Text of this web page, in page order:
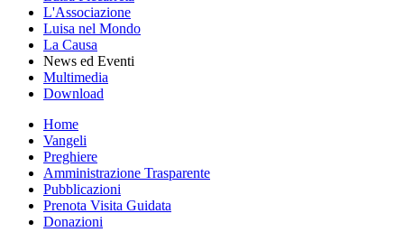
L'Associazione
Luisa nel Mondo
La Causa
News ed Eventi
Multimedia
Download
Home
Vangeli
Preghiere
Amministrazione Trasparente
Pubblicazioni
Prenota Visita Guidata
Donazioni